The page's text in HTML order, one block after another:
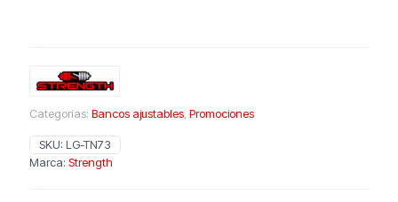
Categorías: Bancos ajustables, Promociones
SKU: LG-TN73
Marca: Strength